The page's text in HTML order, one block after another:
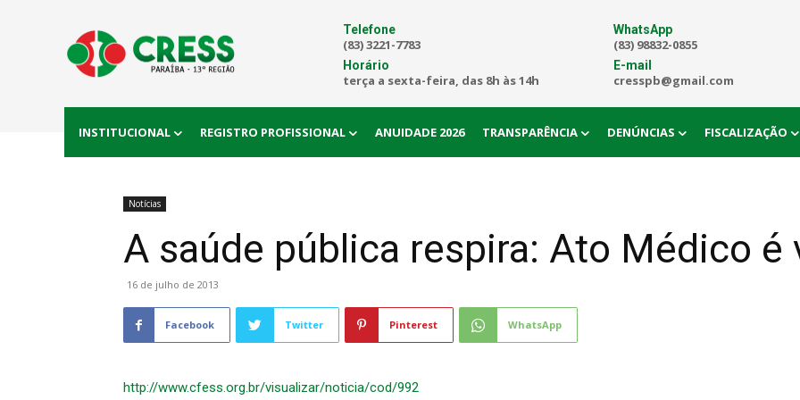
Telefone
(83) 3221-7783
Horário
terça a sexta-feira, das 8h às 14h
WhatsApp
(83) 98832-0855
E-mail
cresspb@gmail.com
INSTITUCIONAL REGISTRO PROFISSIONAL ANUIDADE 2026 TRANSPARÊNCIA DENÚNCIAS FISCALIZAÇÃO
Notícias
A saúde pública respira: Ato Médico é
16 de julho de 2013
Facebook Twitter Pinterest WhatsApp
http://www.cfess.org.br/visualizar/noticia/cod/992